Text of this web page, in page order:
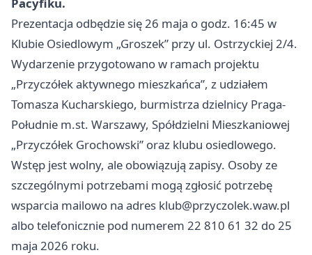
Pacyfiku.
Prezentacja odbędzie się 26 maja o godz. 16:45 w
Klubie Osiedlowym „Groszek” przy ul. Ostrzyckiej 2/4.
Wydarzenie przygotowano w ramach projektu
„Przyczółek aktywnego mieszkańca”, z udziałem
Tomasza Kucharskiego, burmistrza dzielnicy Praga-
Południe m.st. Warszawy, Spółdzielni Mieszkaniowej
„Przyczółek Grochowski” oraz klubu osiedlowego.
Wstęp jest wolny, ale obowiązują zapisy. Osoby ze
szczególnymi potrzebami mogą zgłosić potrzebę
wsparcia mailowo na adres klub@przyczolek.waw.pl
albo telefonicznie pod numerem 22 810 61 32 do 25
maja 2026 roku.